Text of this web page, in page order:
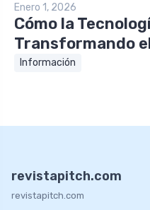
Enero 1, 2026
Cómo la
Transformando
Información
revistapitch.com
revistapitch.com